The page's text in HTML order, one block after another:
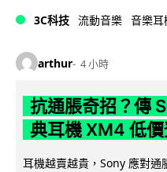
3C科技 流動音樂 音樂耳
arthur 4 小時
抗通脹奇招？傳
典耳機 XM4 低
耳機越賣越貴，Sony 應對通